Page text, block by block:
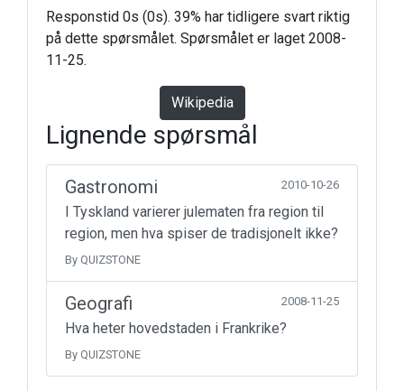
Responstid 0s (0s). 39% har tidligere svart riktig
på dette spørsmålet. Spørsmålet er laget 2008-
11-25.
Wikipedia
Lignende spørsmål
Gastronomi 2010-10-26
I Tyskland varierer julematen fra region til
region, men hva spiser de tradisjonelt ikke?
By QUIZSTONE
Geografi 2008-11-25
Hva heter hovedstaden i Frankrike?
By QUIZSTONE